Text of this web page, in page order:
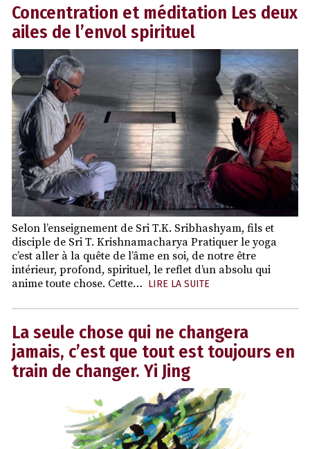
Concentration et méditation Les deux
ailes de l’envol spirituel
Selon l’enseignement de Sri T.K. Sribhashyam, fils et
disciple de Sri T. Krishnamacharya Pratiquer le yoga
c’est aller à la quête de l’âme en soi, de notre être
intérieur, profond, spirituel, le reflet d’un absolu qui
anime toute chose. Cette… LIRE LA SUITE
La seule chose qui ne changera
jamais, c’est que tout est toujours en
train de changer. Yi Jing